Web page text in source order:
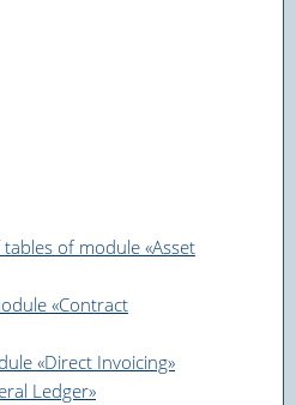
of module «Asset
«Contract
«Direct Invoicing»
Ledger»